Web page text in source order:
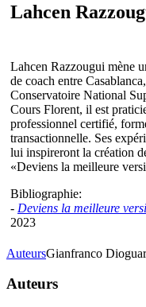
Lahcen
Lahcen Razzougui mène
de coach entre
Conservatoire National
Cours Florent, il est
professionnel certifié,
transactionnelle. Ses
lui inspireront la création
«Deviens la meilleure
Bibliographie:
- Deviens la meilleure
2023
AuteursGianfranco
Auteurs